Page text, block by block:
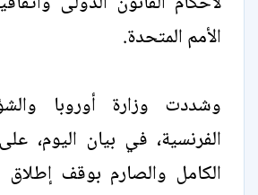
الأمم المتحدة.
وشددت وزارة أوروبا
الفرنسية، في بيان اليوم،
الكامل والصارم بوقف إطلاق